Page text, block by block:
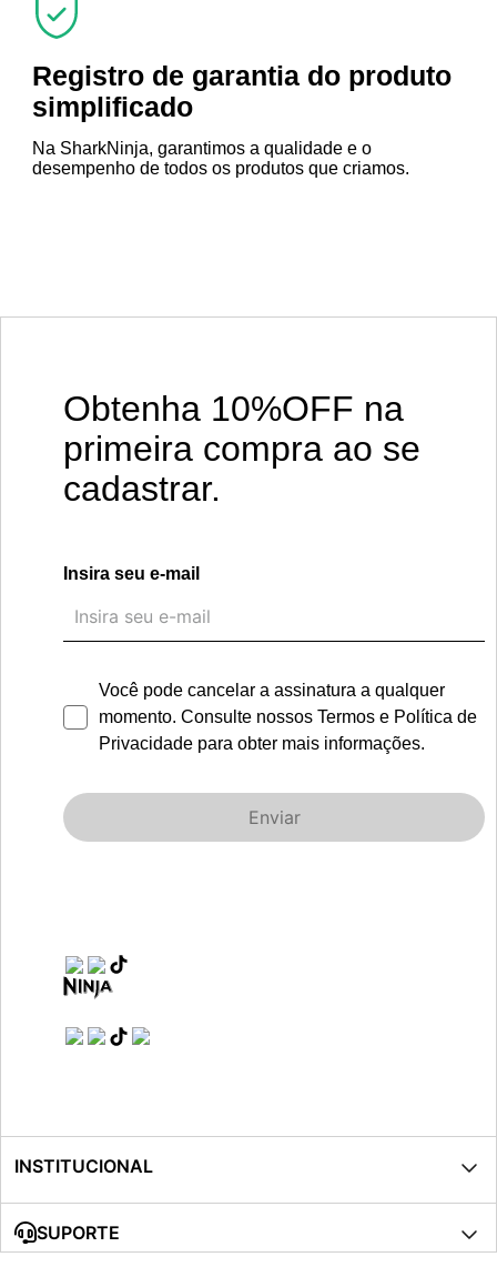
Registro de garantia do produto
simplificado
Na SharkNinja, garantimos a qualidade e o
desempenho de todos os produtos que criamos.
Obtenha 10%OFF na
primeira compra ao se
cadastrar.
Insira seu e-mail
Você pode cancelar a assinatura a qualquer
momento. Consulte nossos Termos e Política de
Privacidade para obter mais informações.
Enviar
INSTITUCIONAL
SUPORTE